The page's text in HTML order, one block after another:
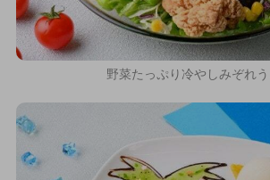
野菜たっぷり冷やしみぞれ